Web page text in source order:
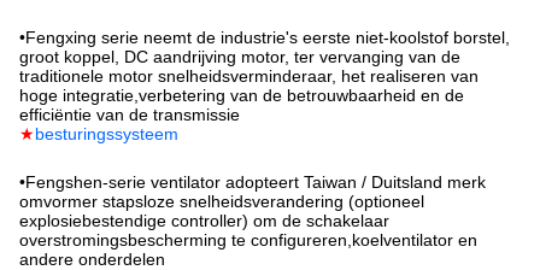
•Fengxing serie neemt de industrie's eerste niet-koolstof borstel,
groot koppel, DC aandrijving motor, ter vervanging van de
traditionele motor snelheidsverminderaar, het realiseren van
hoge integratie,verbetering van de betrouwbaarheid en de
efficiëntie van de transmissie
★besturingssysteem
•Fengshen-serie ventilator adopteert Taiwan / Duitsland merk
omvormer stapsloze snelheidsverandering (optioneel
explosiebestendige controller) om de schakelaar
overstromingsbescherming te configureren,koelventilator en
andere onderdelen